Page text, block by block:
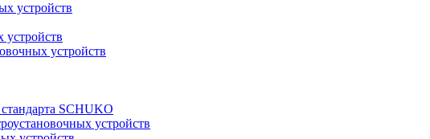
устройств
устройств
устройств
SCHUKO
устройств